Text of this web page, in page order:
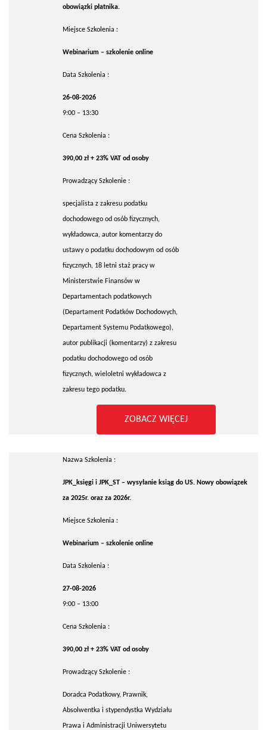
obowiązki płatnika.
Miejsce Szkolenia :
Webinarium – szkolenie online
Data Szkolenia :
26-08-2026
9:00 – 13:30
Cena Szkolenia :
390,00 zł + 23% VAT od osoby
Prowadzący Szkolenie :
specjalista z zakresu podatku
dochodowego od osób fizycznych,
wykładowca, autor komentarzy do
ustawy o podatku dochodowym od osób
fizycznych, 18 letni staż pracy w
Ministerstwie Finansów w
Departamentach podatkowych
(Departament Podatków Dochodowych,
Departament Systemu Podatkowego),
autor publikacji (komentarzy) z zakresu
podatku dochodowego od osób
fizycznych, wieloletni wykładowca z
zakresu tego podatku.
ZOBACZ WIĘCEJ
Nazwa Szkolenia :
JPK_księgi i JPK_ST – wysyłanie ksiąg do US. Nowy obowiązek
za 2025r. oraz za 2026r.
Miejsce Szkolenia :
Webinarium – szkolenie online
Data Szkolenia :
27-08-2026
9:00 – 13:00
Cena Szkolenia :
390,00 zł + 23% VAT od osoby
Prowadzący Szkolenie :
Doradca Podatkowy, Prawnik,
Absolwentka i stypendystka Wydziału
Prawa i Administracji Uniwersytetu